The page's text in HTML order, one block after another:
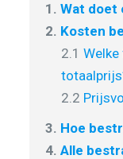
1. Wat doet
2. Kosten
2.1
2.2
3. Hoe
4. Alle